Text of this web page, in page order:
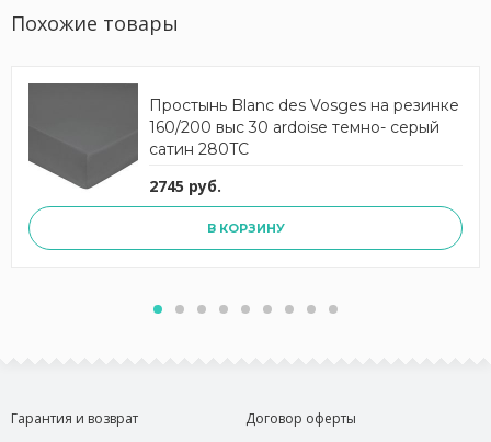
Похожие товары
Простынь Blanc des Vosges на резинке
160/200 выс 30 ardoise темно- серый
сатин 280TC
2745 руб.
В КОРЗИНУ
Гарантия и возврат
Договор оферты